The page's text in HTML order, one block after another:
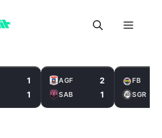
Menu
1
1
AGF 2
SAB 1
FB
SGR